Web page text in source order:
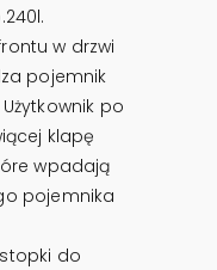
w drzwi
pojemnik
po
klapę
wpadają
pojemnika
do